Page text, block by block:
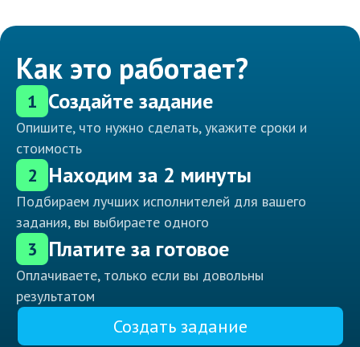
Как это работает?
1 Создайте задание
Опишите, что нужно сделать, укажите сроки и
стоимость
2 Находим за 2 минуты
Подбираем лучших исполнителей для вашего
задания, вы выбираете одного
3 Платите за готовое
Оплачиваете, только если вы довольны
результатом
Создать задание